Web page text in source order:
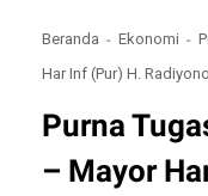
Beranda Ekonomi
Har Inf (Pur) H.
Purna
– Mayor